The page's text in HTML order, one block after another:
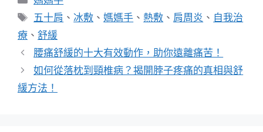
類
標
籤
五十肩 、冰敷 、媽媽手 、 熱敷 、 肩周炎 、 自我治
療 、 舒緩
腰痛舒緩的十大有效動作，助你遠離痛苦！
如何從落枕到頸椎病？揭開脖子疼痛的真相與舒
緩方法！